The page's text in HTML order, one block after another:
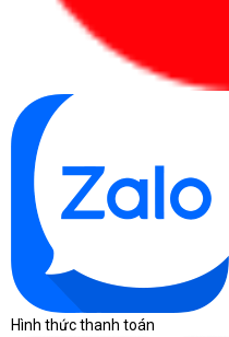
Âm thanh và tính năng bảo vệ
U3421WE tích hợp sẵn 2 loa
tách lớp, phù hợp cho họp
nhóm. Màn hình còn có
Comfort, đi kèm hai công
ComfortView
không làm sai màu.
Theo phản hồi từ CDC
Hình thức thanh toán